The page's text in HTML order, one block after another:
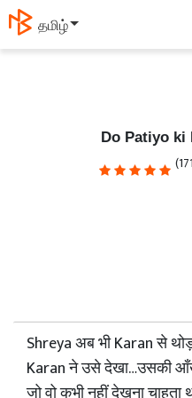
தமிழ்
Do Patiyo ki
Shreya अब भी Karan से
Karan ने उसे देखा…उसकी